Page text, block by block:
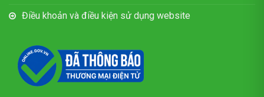
Điều khoản và điều kiện sử dụng website